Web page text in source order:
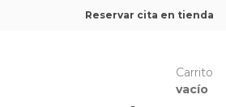
Reservar cita en tienda
Carrito
vacío